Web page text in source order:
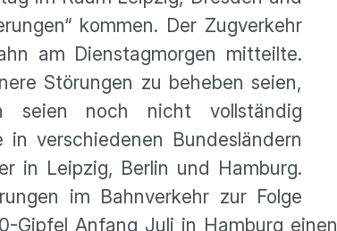
kommen. Der Zugver­kehr
am Diens­tag­morgen mitteilte.
Störungen zu beheben seien,
seien noch nicht vollständig
verschie­denen Bundes­län­dern
in Leipzig, Berlin und Hamburg.
im Bahnver­kehr zur Folge
Gipfel Anfang Juli in Hamburg einen